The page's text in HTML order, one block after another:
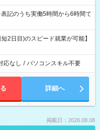
2日目)のスピード就業が可能】
応なし / パソコンスキル不要
詳細へ
掲載日：2026.08.08